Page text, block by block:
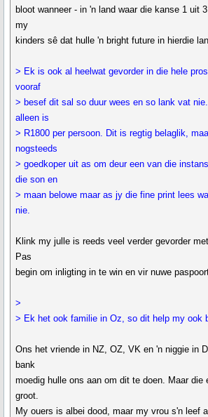
bloot wanneer - in 'n land waar die kanse 1 uit
my
kinders sê dat hulle 'n bright future in hierdie
> Ek is ook al heelwat gevorder in die hele
vooraf
> besef dit sal so duur wees en so lank vat
alleen is
> R1800 per persoon. Dit is regtig belaglik,
nogsteeds
> goedkoper uit as om deur een van die
die son en
> maan belowe maar as jy die fine print lees
nie.
Klink my julle is reeds veel verder gevorder
Pas
begin om inligting in te win en vir nuwe
>
> Ek het ook familie in Oz, so dit help my ook
Ons het vriende in NZ, OZ, VK en 'n niggie in
bank
moedig hulle ons aan om dit te doen. Maar die
groot.
My ouers is albei dood, maar my vrou s'n leef